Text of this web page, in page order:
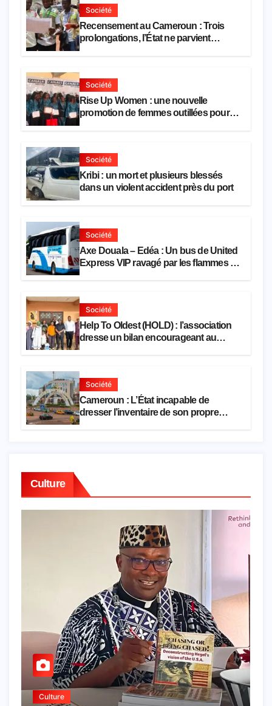
Société
Recensement au Cameroun : Trois
prolongations, l’État ne parvient
Société
Rise Up Women : une nouvelle
promotion de femmes outillées pour
Société
Kribi : un mort et plusieurs blessés
dans un violent accident près du port
Société
Axe Douala – Edéa : Un bus de United
Express VIP ravagé par les flammes à
Société
Help To Oldest (HOLD) : l’association
dresse un bilan encourageant au
Société
Cameroun : L’État incapable de
dresser l’inventaire de son propre
Culture
Culture